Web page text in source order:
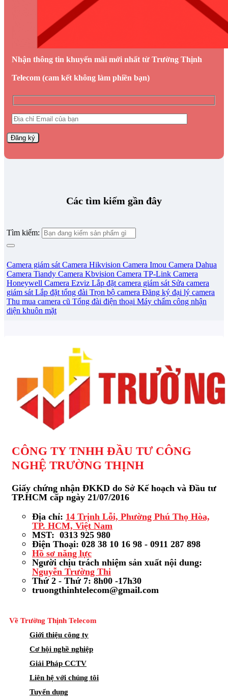
Nhận thông tin khuyến mãi mới nhất từ Trường Thịnh
Telecom (cam kết không làm phiền bạn)
Các tìm kiếm gần đây
Tìm kiếm:
Camera giám sát Camera Hikvision Camera Imou Camera Dahua
Camera Tiandy Camera Kbvision Camera TP-Link Camera
Honeywell Camera Ezviz Lắp đặt camera giám sát Sửa camera
giám sát Lắp đặt tổng đài Trọn bộ camera Đăng ký đại lý camera
Thu mua camera cũ Tổng đài điện thoại Máy chấm công nhận
diện khuôn mặt
CÔNG TY TNHH ĐẦU TƯ CÔNG
NGHỆ TRƯỜNG THỊNH
Giấy chứng nhận ĐKKD do Sở Kế hoạch và Đầu tư
TP.HCM cấp ngày 21/07/2016
Địa chỉ: 14 Trịnh Lỗi, Phường Phú Thọ Hòa,
TP. HCM, Việt Nam
MST: 0313 925 980
Điện Thoại: 028 38 10 16 98 - 0911 287 898
Hồ sơ năng lực
Người chịu trách nhiệm sản xuất nội dung:
Nguyễn Trường Thi
Thứ 2 - Thứ 7: 8h00 -17h30
truongthinhtelecom@gmail.com
Về Trường Thịnh Telecom
Giới thiệu công ty
Cơ hội nghề nghiệp
Giải Pháp CCTV
Liên hệ với chúng tôi
Tuyển dụng